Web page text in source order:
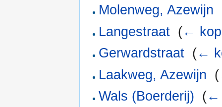
Molenweg, Azewijn
Langestraat (←
Gerwardstraat (←
Laakweg, Azewijn (
Wals (Boerderij) (←